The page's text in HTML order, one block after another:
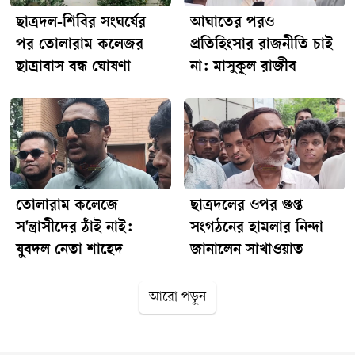
ছাত্রদল-শিবির সংঘর্ষের
পর তোলারাম কলেজর
ছাত্রাবাস বন্ধ ঘোষণা
আঘাতের পরও
প্রতিহিংসার রাজনীতি চাই
না: মাসুকুল রাজীব
তোলারাম কলেজে
স'ন্ত্রাসীদের ঠাঁই নাই:
যুবদল নেতা শাহেদ
ছাত্রদলের ওপর গুপ্ত
সংগঠনের হামলার নিন্দা
জানালেন সাখাওয়াত
আরো পড়ুন